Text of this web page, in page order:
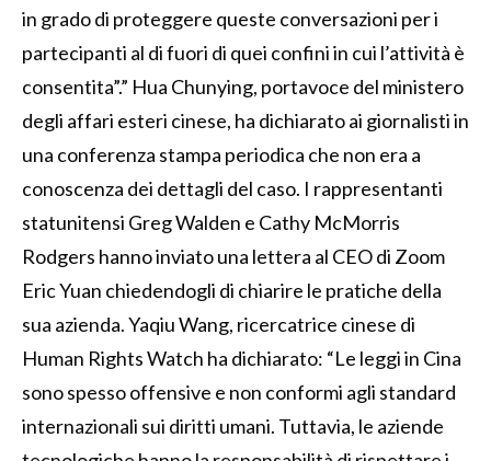
in grado di proteggere queste conversazioni per i
partecipanti al di fuori di quei confini in cui l’attività è
consentita”.” Hua Chunying, portavoce del ministero
degli affari esteri cinese, ha dichiarato ai giornalisti in
una conferenza stampa periodica che non era a
conoscenza dei dettagli del caso. I rappresentanti
statunitensi Greg Walden e Cathy McMorris
Rodgers hanno inviato una lettera al CEO di Zoom
Eric Yuan chiedendogli di chiarire le pratiche della
sua azienda. Yaqiu Wang, ricercatrice cinese di
Human Rights Watch ha dichiarato: “Le leggi in Cina
sono spesso offensive e non conformi agli standard
internazionali sui diritti umani. Tuttavia, le aziende